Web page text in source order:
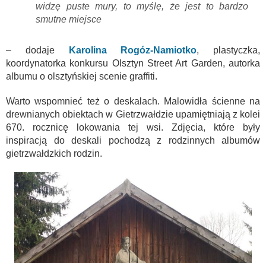
widzę puste mury, to myślę, że jest to bardzo
smutne miejsce
– dodaje Karolina Rogóz-Namiotko, plastyczka,
koordynatorka konkursu Olsztyn Street Art Garden, autorka
albumu o olsztyńskiej scenie graffiti.
Warto wspomnieć też o deskalach. Malowidła ścienne na
drewnianych obiektach w Gietrzwałdzie upamiętniają z kolei
670. rocznicę lokowania tej wsi. Zdjęcia, które były
inspiracją do deskali pochodzą z rodzinnych albumów
gietrzwałdzkich rodzin.